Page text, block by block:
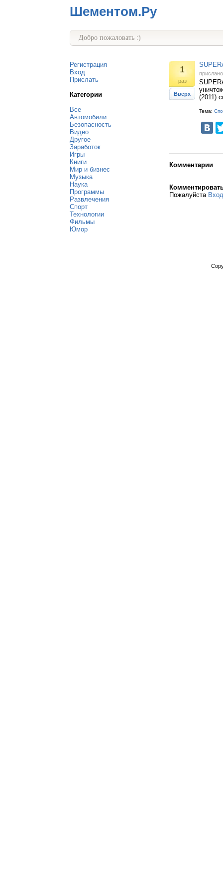
Шементом.Ру
Добро пожаловать :)
Регистрация
Вход
Прислать
Категории
Все
Автомобили
Безопасность
Видео
Другое
Заработок
Игры
Книги
Мир и бизнес
Музыка
Наука
Программы
Развлечения
Спорт
Технологии
Фильмы
Юмор
1
раз
Вверх
(2011)
Тема:
Комментарии
Пожалуйста Вход